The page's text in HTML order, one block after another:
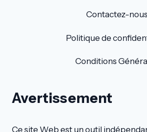
Contactez-nous
Politique de
Conditions
Avertissement
Ce site Web est un outil